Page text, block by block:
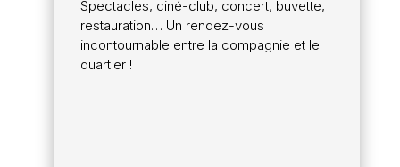
Spectacles, ciné-club, concert, buvette,
restauration… Un rendez-vous
incontournable entre la compagnie et le
quartier !